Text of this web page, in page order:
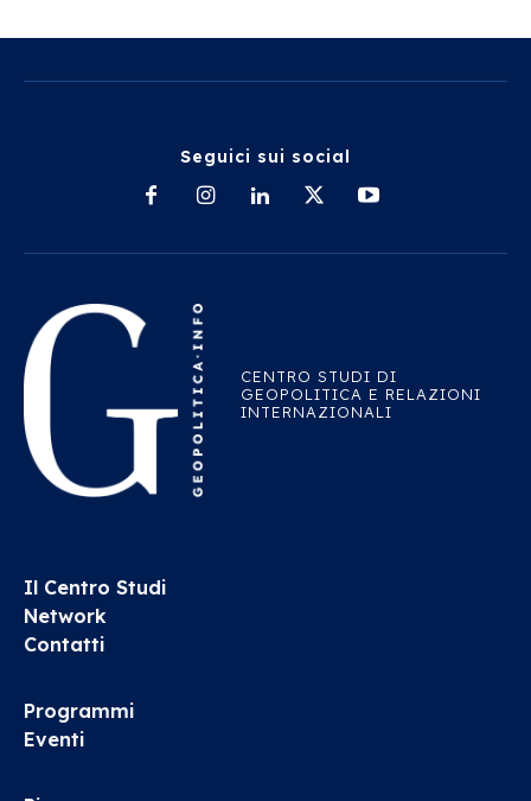
Seguici sui social
CENTRO STUDI DI
GEOPOLITICA E RELAZIONI
INTERNAZIONALI
Il Centro Studi
Network
Contatti
Programmi
Eventi